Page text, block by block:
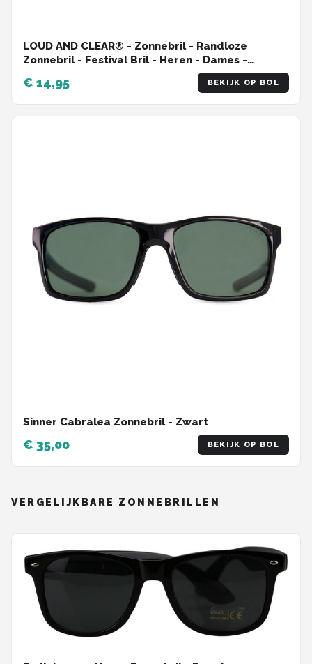
LOUD AND CLEAR® - Zonnebril - Randloze
Zonnebril - Festival Bril - Heren - Dames -
€ 14,95 BEKIJK OP BOL
Sinner Cabralea Zonnebril - Zwart
€ 35,00 BEKIJK OP BOL
VERGELIJKBARE ZONNEBRILLEN